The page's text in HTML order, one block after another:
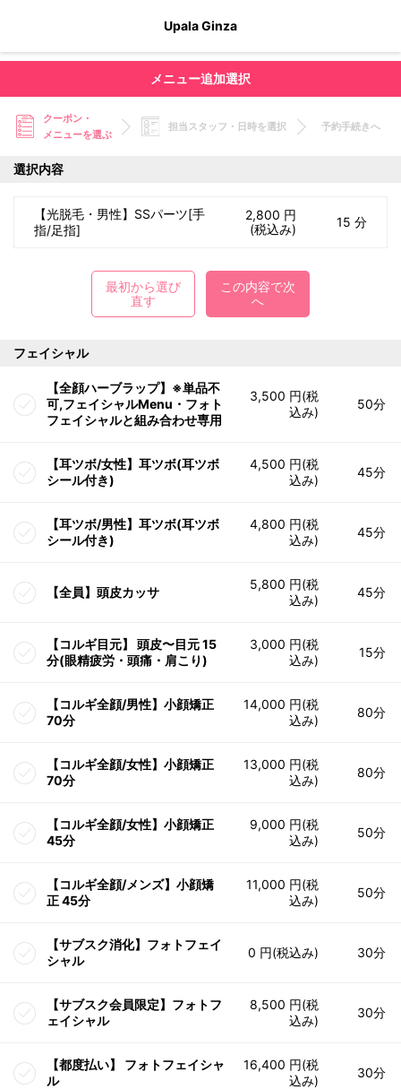
Upala Ginza
メニュー追加選択
クーポン・
メニューを選ぶ
担当スタッフ・日時を選択 予約手続きへ
選択内容
【光脱毛・男性】SSパーツ[手
指/足指]
2,800 円
(税込み)
15 分
最初から選び
直す
この内容で次
へ
フェイシャル
【全顔ハーブラップ】※単品不
可,フェイシャルMenu・フォト
フェイシャルと組み合わせ専用
3,500 円(税
込み)
50分
【耳ツボ/女性】耳ツボ(耳ツボ
シール付き)
4,500 円(税
込み)
45分
【耳ツボ/男性】耳ツボ(耳ツボ
シール付き)
4,800 円(税
込み)
45分
【全員】頭皮カッサ
5,800 円(税
込み)
45分
【コルギ目元】 頭皮〜目元 15
分(眼精疲労・頭痛・肩こり)
3,000 円(税
込み)
15分
【コルギ全顔/男性】小顔矯正
70分
14,000 円(税
込み)
80分
【コルギ全顔/女性】小顔矯正
70分
13,000 円(税
込み)
80分
【コルギ全顔/女性】小顔矯正
45分
9,000 円(税
込み)
50分
【コルギ全顔/メンズ】小顔矯
正 45分
11,000 円(税
込み)
50分
【サブスク消化】フォトフェイ
シャル
0 円(税込み) 30分
【サブスク会員限定】フォトフ
ェイシャル
8,500 円(税
込み)
30分
【都度払い】 フォトフェイシャ
ル
16,400 円(税
込み)
30分